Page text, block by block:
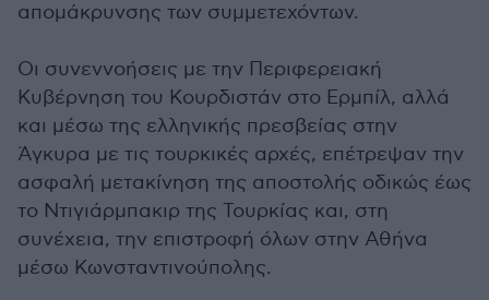
απομάκρυνσης των συμμετεχόντων.
Οι συνεννοήσεις με την Περιφερειακή
Κυβέρνηση του Κουρδιστάν στο Ερμπίλ, αλλά
και μέσω της ελληνικής πρεσβείας στην
Άγκυρα με τις τουρκικές αρχές, επέτρεψαν την
ασφαλή μετακίνηση της αποστολής οδικώς έως
το Ντιγιάρμπακιρ της Τουρκίας και, στη
συνέχεια, την επιστροφή όλων στην Αθήνα
μέσω Κωνσταντινούπολης.